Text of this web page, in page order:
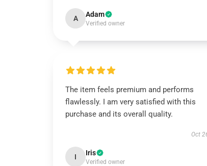
A Adam
Verified owner
The item feels premium and performs
flawlessly. I am very satisfied with this
purchase and its overall quality.
Oct
I Iris
Verified owner